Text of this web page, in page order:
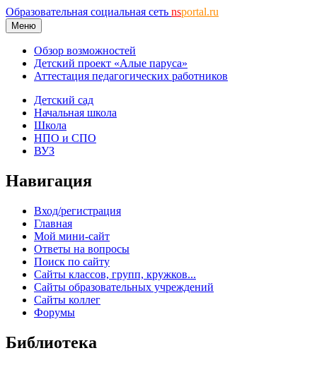
Образовательная социальная сеть nsportal.ru
Меню
Обзор возможностей
Детский проект «Алые паруса»
Аттестация педагогических работников
Детский сад
Начальная школа
Школа
НПО и СПО
ВУЗ
Навигация
Вход/регистрация
Главная
Мой мини-сайт
Ответы на вопросы
Поиск по сайту
Сайты классов, групп, кружков...
Сайты образовательных учреждений
Сайты коллег
Форумы
Библиотека